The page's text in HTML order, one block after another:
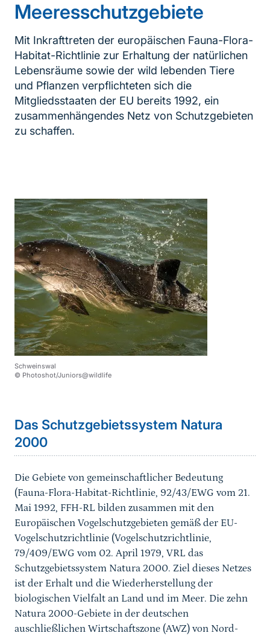
Meeresschutzgebiete
Mit Inkrafttreten der europäischen Fauna-Flora-
Habitat-Richtlinie zur Erhaltung der natürlichen
Lebensräume sowie der wild lebenden Tiere
und Pflanzen verpflichteten sich die
Mitgliedsstaaten der EU bereits 1992, ein
zusammenhängendes Netz von Schutzgebieten
zu schaffen.
Schweinswal
© Photoshot/Juniors@wildlife
Das Schutzgebietssystem Natura
2000
Die Gebiete von gemeinschaftlicher Bedeutung
(Fauna-Flora-Habitat-Richtlinie, 92/43/EWG vom 21.
Mai 1992, FFH-RL bilden zusammen mit den
Europäischen Vogelschutzgebieten gemäß der EU-
Vogelschutzrichtlinie (Vogelschutzrichtlinie,
79/409/EWG vom 02. April 1979, VRL das
Schutzgebietssystem Natura 2000. Ziel dieses Netzes
ist der Erhalt und die Wiederherstellung der
biologischen Vielfalt an Land und im Meer. Die zehn
Natura 2000-Gebiete in der deutschen
auschließlichen Wirtschaftszone (AWZ) von Nord-